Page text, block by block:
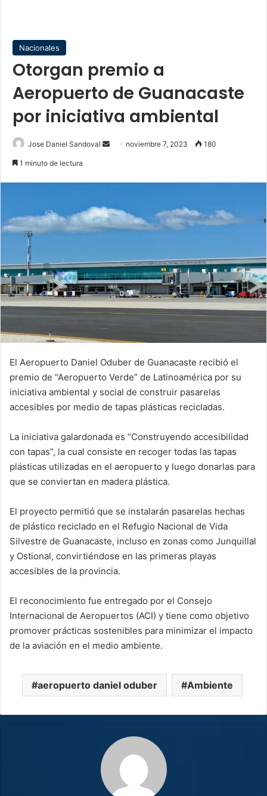
Nacionales
Otorgan premio a
Aeropuerto de Guanacaste
por iniciativa ambiental
Jose Daniel Sandoval
Send noviembre 7, 2023 180
1 minuto de lectura
El Aeropuerto Daniel Oduber de Guanacaste recibió el
premio de “Aeropuerto Verde” de Latinoamérica por su
iniciativa ambiental y social de construir pasarelas
accesibles por medio de tapas plásticas recicladas.
La iniciativa galardonada es “Construyendo accesibilidad
con tapas”, la cual consiste en recoger todas las tapas
plásticas utilizadas en el aeropuerto y luego donarlas para
que se conviertan en madera plástica.
El proyecto permitió que se instalarán pasarelas hechas
de plástico reciclado en el Refugio Nacional de Vida
Silvestre de Guanacaste, incluso en zonas como Junquillal
y Ostional, convirtiéndose en las primeras playas
accesibles de la provincia.
El reconocimiento fue entregado por el Consejo
Internacional de Aeropuertos (ACI) y tiene como objetivo
promover prácticas sostenibles para minimizar el impacto
de la aviación en el medio ambiente.
aeropuerto daniel oduber Ambiente